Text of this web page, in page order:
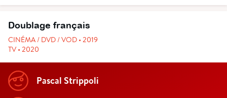
Doublage français
CINÉMA / DVD / VOD • 2019
TV • 2020
Pascal Strippoli